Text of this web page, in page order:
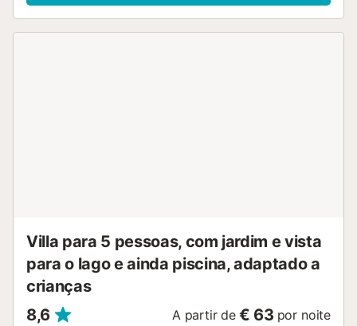
dispõe de um espaço exterior privado com uma piscina,
Villa para 5 pessoas, com jardim e vista
para o lago e ainda piscina, adaptado a
crianças
8,6
A partir de € 63 por noite